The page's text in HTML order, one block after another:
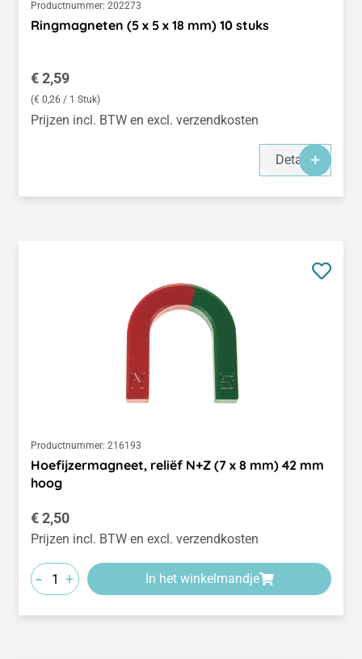
Productnummer: 202273
Ringmagneten (5 x 5 x 18 mm) 10 stuks
Normale prijs:
€ 2,59
(€ 0,26 / 1 Stuk)
Prijzen incl. BTW en excl. verzendkosten
Details
Productnummer: 216193
Hoefijzermagneet, reliëf N+Z (7 x 8 mm) 42 mm
hoog
Normale prijs:
€ 2,50
Prijzen incl. BTW en excl. verzendkosten
- + In het winkelmandje